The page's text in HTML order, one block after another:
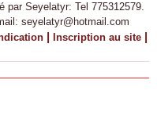
par Seyelatyr: Tel 775312579.
seyelatyr@hotmail.com
| Inscription au site |